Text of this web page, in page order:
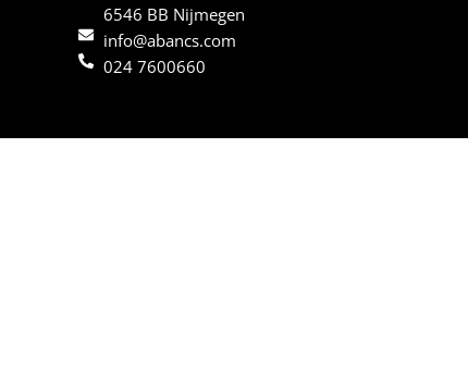
6546 BB Nijmegen
info@abancs.com
024 7600660